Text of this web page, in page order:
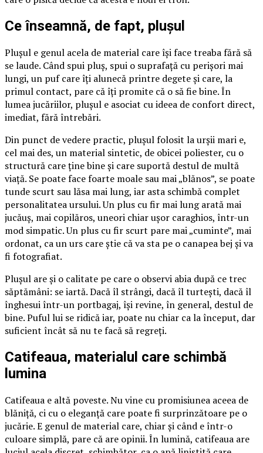
Ce înseamnă, de fapt, plușul
Plușul e genul acela de material care își face treaba fără să
se laude. Când spui pluș, spui o suprafață cu perișori mai
lungi, un puf care îți alunecă printre degete și care, la
primul contact, pare că îți promite că o să fie bine. În
lumea jucăriilor, plușul e asociat cu ideea de confort direct,
imediat, fără întrebări.
Din punct de vedere practic, plușul folosit la urșii mari e,
cel mai des, un material sintetic, de obicei poliester, cu o
structură care ține bine și care suportă destul de multă
viață. Se poate face foarte moale sau mai „blănos”, se poate
tunde scurt sau lăsa mai lung, iar asta schimbă complet
personalitatea ursului. Un plus cu fir mai lung arată mai
jucăuș, mai copilăros, uneori chiar ușor caraghios, într-un
mod simpatic. Un plus cu fir scurt pare mai „cuminte”, mai
ordonat, ca un urs care știe că va sta pe o canapea bej și va
fi fotografiat.
Plușul are și o calitate pe care o observi abia după ce trec
săptămâni: se iartă. Dacă îl strângi, dacă îl turtești, dacă îl
înghesui într-un portbagaj, își revine, în general, destul de
bine. Puful lui se ridică iar, poate nu chiar ca la început, dar
suficient încât să nu te facă să regreți.
Catifeaua, materialul care schimbă
lumina
Catifeaua e altă poveste. Nu vine cu promisiunea aceea de
blăniță, ci cu o eleganță care poate fi surprinzătoare pe o
jucărie. E genul de material care, chiar și când e într-o
culoare simplă, pare că are opinii. În lumină, catifeaua are